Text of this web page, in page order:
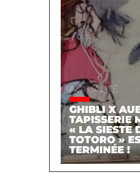
ACTUALITÉ
GHIBLI X
TAPISSERIE
« LA SIESTE
TOTORO »
TERMINÉE !